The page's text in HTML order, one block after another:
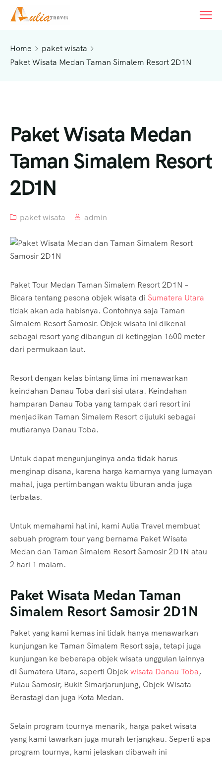
content
Home
paket wisata
Paket Wisata Medan Taman Simalem Resort 2D1N
Paket Wisata Medan
Taman Simalem Resort
2D1N
paket wisata admin
Paket Tour Medan Taman Simalem Resort 2D1N –
Bicara tentang pesona objek wisata di Sumatera Utara
tidak akan ada habisnya. Contohnya saja Taman
Simalem Resort Samosir. Objek wisata ini dikenal
sebagai resort yang dibangun di ketinggian 1600 meter
dari permukaan laut.
Resort dengan kelas bintang lima ini menawarkan
keindahan Danau Toba dari sisi utara. Keindahan
hamparan Danau Toba yang tampak dari resort ini
menjadikan Taman Simalem Resort dijuluki sebagai
mutiaranya Danau Toba.
Untuk dapat mengunjunginya anda tidak harus
menginap disana, karena harga kamarnya yang lumayan
mahal, juga pertimbangan waktu liburan anda juga
terbatas.
Untuk memahami hal ini, kami Aulia Travel membuat
sebuah program tour yang bernama Paket Wisata
Medan dan Taman Simalem Resort Samosir 2D1N atau
2 hari 1 malam.
Paket Wisata Medan Taman
Simalem Resort Samosir 2D1N
Paket yang kami kemas ini tidak hanya menawarkan
kunjungan ke Taman Simalem Resort saja, tetapi juga
kunjungan ke beberapa objek wisata unggulan lainnya
di Sumatera Utara, seperti Objekwisata Danau Toba,
Pulau Samosir, Bukit Simarjarunjung, Objek Wisata
Berastagi dan juga Kota Medan.
Selain program tournya menarik, harga paket wisata
yang kami tawarkan juga murah terjangkau. Seperti apa
program tournya, kami jelaskan dibawah ini